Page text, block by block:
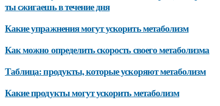
ты сжигаешь в течение дня
Какие упражнения могут ускорить метаболизм
Как можно определить скорость своего метаболизма
Таблица: продукты, которые ускоряют метаболизм
Какие продукты могут ускорить метаболизм